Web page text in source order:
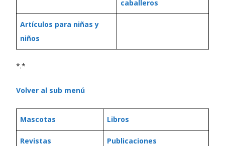
caballeros
Artículos para niñas y
niños
*.*
Volver al sub menú
Mascotas Libros
Revistas Publicaciones